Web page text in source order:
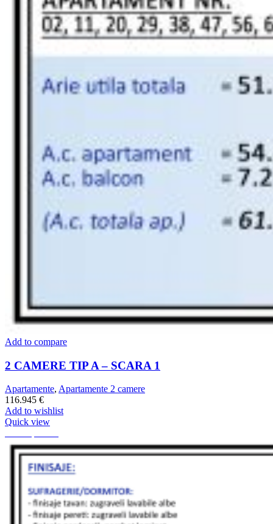
Add to compare
2 CAMERE TIP A – SCARA 1
Apartamente, Apartamente 2 camere
116.945 €
Add to wishlist
Quick view